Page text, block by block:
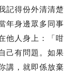
記得份外清清楚
年身邊眾多同事
他人身上：「咁
己有問題。如果
講，就即係放棄